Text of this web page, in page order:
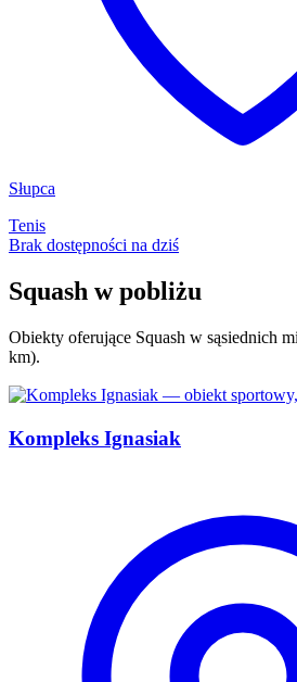
Słupca
Tenis
Brak dostępności na dziś
Squash w pobliżu
Obiekty oferujące Squash w sąsiednich
km).
Kompleks Ignasiak